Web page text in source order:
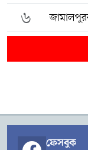
৬
ফেসবুক